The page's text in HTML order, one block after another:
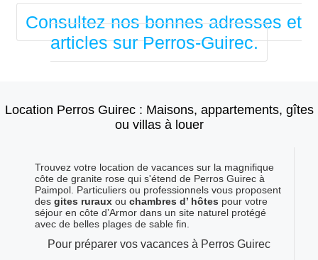
Consultez nos bonnes adresses et
articles sur Perros-Guirec.
Location Perros Guirec : Maisons, appartements, gîtes
ou villas à louer
Trouvez votre location de vacances sur la magnifique
côte de granite rose qui s'étend de Perros Guirec à
Paimpol. Particuliers ou professionnels vous proposent
des gites rurauxou chambres d’ hôtes pour votre
séjour en côte d’Armor dans un site naturel protégé
avec de belles plages de sable fin.
Pour préparer vos vacances à Perros Guirec